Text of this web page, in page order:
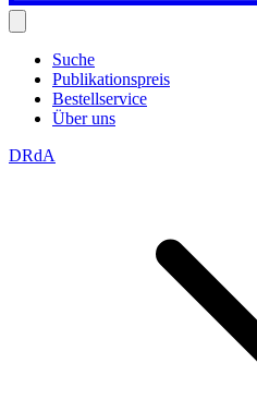
Suche
Publikationspreis
Bestellservice
Über uns
DRdA